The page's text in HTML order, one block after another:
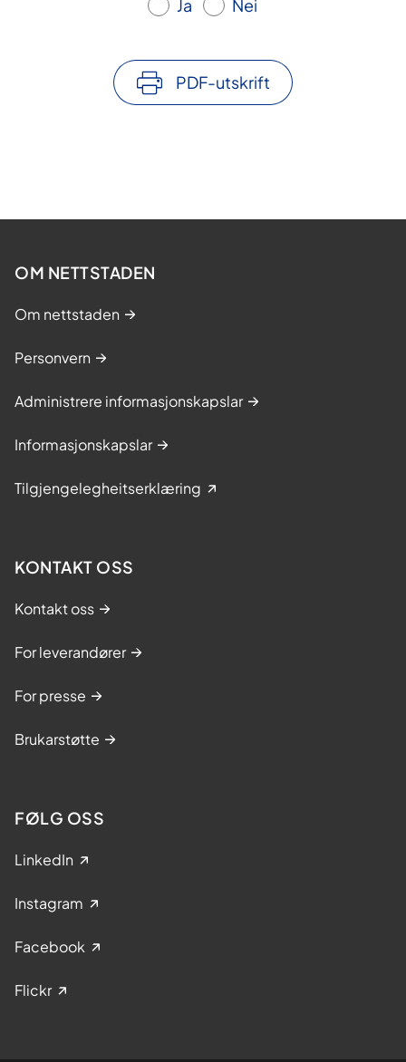
Ja Nei
PDF-utskrift
OM NETTSTADEN
Om nettstaden
Personvern
Administrere informasjonskapslar
Informasjonskapslar
Tilgjengelegheitserklæring
KONTAKT OSS
Kontakt oss
For leverandører
For presse
Brukarstøtte
FØLG OSS
LinkedIn
Instagram
Facebook
Flickr